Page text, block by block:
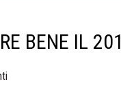
BENE IL